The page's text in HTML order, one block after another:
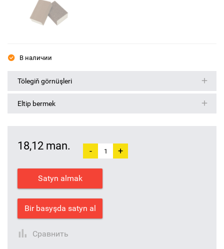
В наличии
Tölegiň görnüşleri
Eltip bermek
18,12 man. - +
Satyn almak
Bir basyşda satyn al
Сравнить